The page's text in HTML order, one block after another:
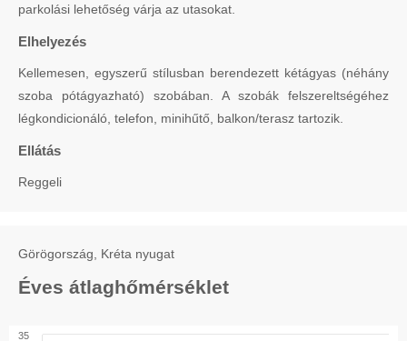
parkolási lehetőség várja az utasokat.
Elhelyezés
Kellemesen, egyszerű stílusban berendezett kétágyas (néhány
szoba pótágyazható) szobában. A szobák felszereltségéhez
légkondicionáló, telefon, minihűtő, balkon/terasz tartozik.
Ellátás
Reggeli
Görögország, Kréta nyugat
Éves átlaghőmérséklet
35